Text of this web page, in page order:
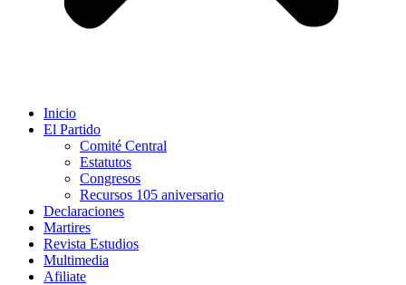
Inicio
El Partido
Comité Central
Estatutos
Congresos
Recursos 105 aniversario
Declaraciones
Martires
Revista Estudios
Multimedia
Afiliate